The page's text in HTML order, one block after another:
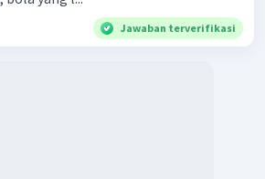
Jawaban terverifikasi